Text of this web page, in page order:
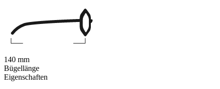
Eigenschaften
140 mm
Bügellänge